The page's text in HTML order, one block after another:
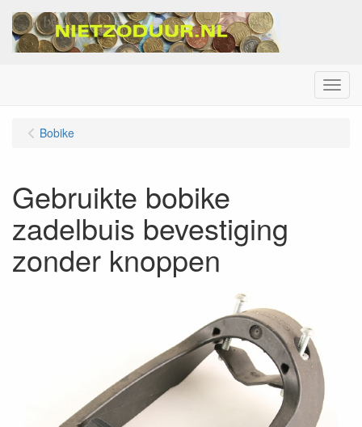
Menu
Bobike
Gebruikte bobike
zadelbuis bevestiging
zonder knoppen